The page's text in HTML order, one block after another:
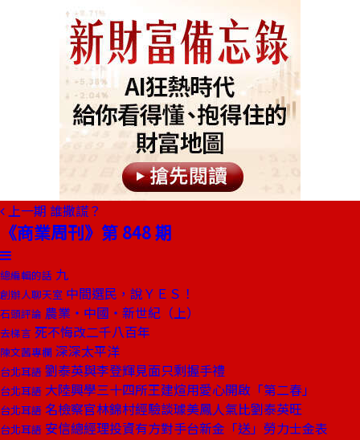
上一期 誰撒謊？
《商業周刊》第 848 期
總編輯的話 九
創辦人聊天室 中間選民，說ＹＥＳ！
石頭評論 農業‧中國‧新世紀（上）
去梯言 死不悔改二千八百年
陳文茜專欄 深深太平洋
台北耳語 劉泰英與李登輝見面只剩握手禮
台北耳語 大陸興學三十四所王建煊用愛心開啟「第二春」
台北耳語 名檢察官林錦村經驗談璩美鳳人氣比劉泰英旺
台北耳語 安信總經理投資有方對手台新金「送」勞力士金表